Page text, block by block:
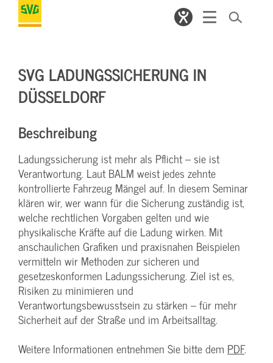
SVG LADUNGSSICHERUNG IN
DÜSSELDORF
Beschreibung
Ladungssicherung ist mehr als Pflicht – sie ist
Verantwortung. Laut BALM weist jedes zehnte
kontrollierte Fahrzeug Mängel auf. In diesem Seminar
klären wir, wer wann für die Sicherung zuständig ist,
welche rechtlichen Vorgaben gelten und wie
physikalische Kräfte auf die Ladung wirken. Mit
anschaulichen Grafiken und praxisnahen Beispielen
vermitteln wir Methoden zur sicheren und
gesetzeskonformen Ladungssicherung. Ziel ist es,
Risiken zu minimieren und
Verantwortungsbewusstsein zu stärken – für mehr
Sicherheit auf der Straße und im Arbeitsalltag.
Weitere Informationen entnehmen Sie bitte dem PDF.